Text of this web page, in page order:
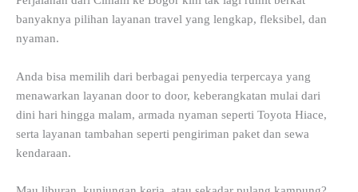
banyaknya pilihan layanan travel yang lengkap, fleksibel, dan
nyaman.
Anda bisa memilih dari berbagai penyedia terpercaya yang
menawarkan layanan door to door, keberangkatan mulai dari
dini hari hingga malam, armada nyaman seperti Toyota Hiace,
serta layanan tambahan seperti pengiriman paket dan sewa
kendaraan.